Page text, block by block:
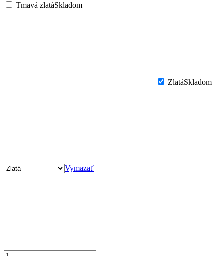
Tmavá zlatáSkladom
ZlatáSkladom
Vymazať